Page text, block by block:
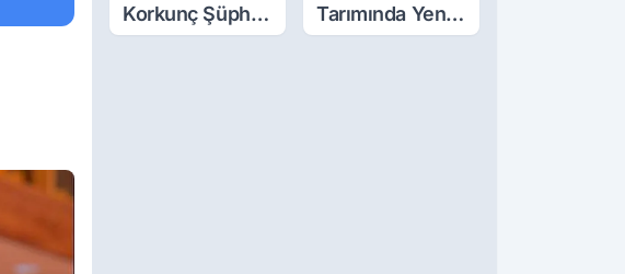
Korkunç Şüphe!
Düştü Mü,
Tarımında Yeni
Ürünler Yolda